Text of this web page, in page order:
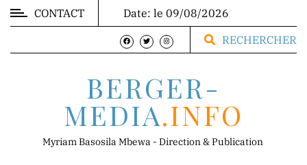
DIRECTION
CONTACT
Date: le 09/08/2026
RECHERCHER
BERGER-
MEDIA.INFO
Myriam Basosila Mbewa - Direction & Publication